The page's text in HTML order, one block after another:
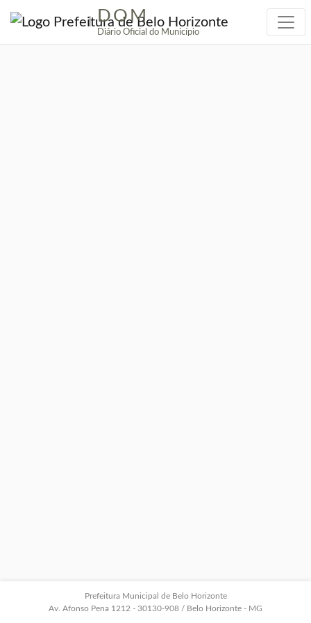
| DOM
Diário Oficial do Município
Prefeitura Municipal de Belo Horizonte
Av. Afonso Pena 1212 - 30130-908 / Belo Horizonte - MG